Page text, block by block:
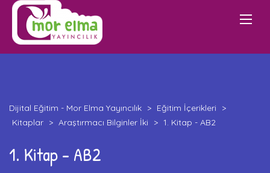
Dijital Eğitim - Mor Elma Yayıncılık > Eğitim İçerikleri
>
Kitaplar > Araştırmacı Bilginler İki > 1. Kitap - AB2
1. Kitap - AB2